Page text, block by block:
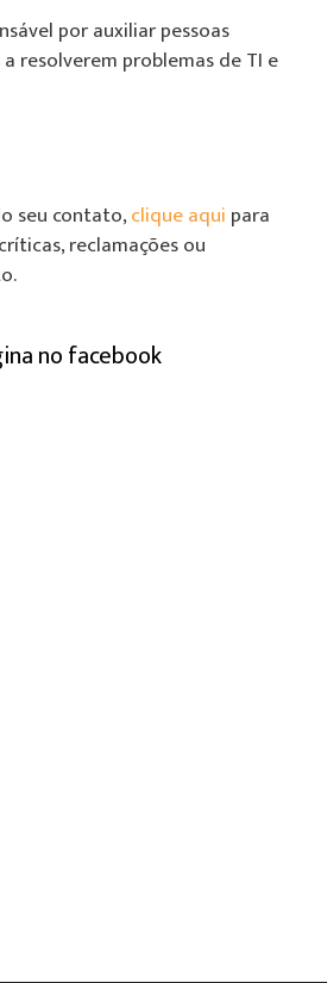
por auxiliar pessoas
resolverem problemas de TI e
seu contato,clique aqui para
reclamações ou
no facebook